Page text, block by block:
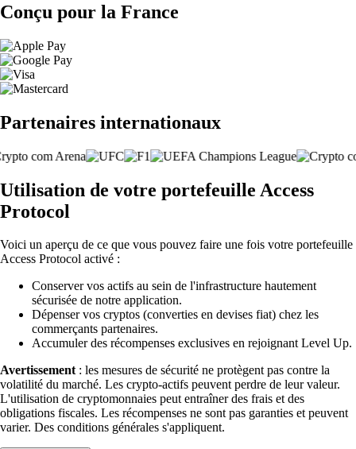
Conçu pour la France
Partenaires internationaux
Utilisation de votre portefeuille Access
Protocol
Voici un aperçu de ce que vous pouvez faire une fois votre portefeuille
Access Protocol activé :
Conserver vos actifs au sein de l'infrastructure hautement
sécurisée de notre application.
Dépenser vos cryptos (converties en devises fiat) chez les
commerçants partenaires.
Accumuler des récompenses exclusives en rejoignant Level Up.
Avertissement : les mesures de sécurité ne protègent pas contre la
volatilité du marché. Les crypto-actifs peuvent perdre de leur valeur.
L'utilisation de cryptomonnaies peut entraîner des frais et des
obligations fiscales. Les récompenses ne sont pas garanties et peuvent
varier. Des conditions générales s'appliquent.